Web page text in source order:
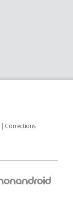
Corrections